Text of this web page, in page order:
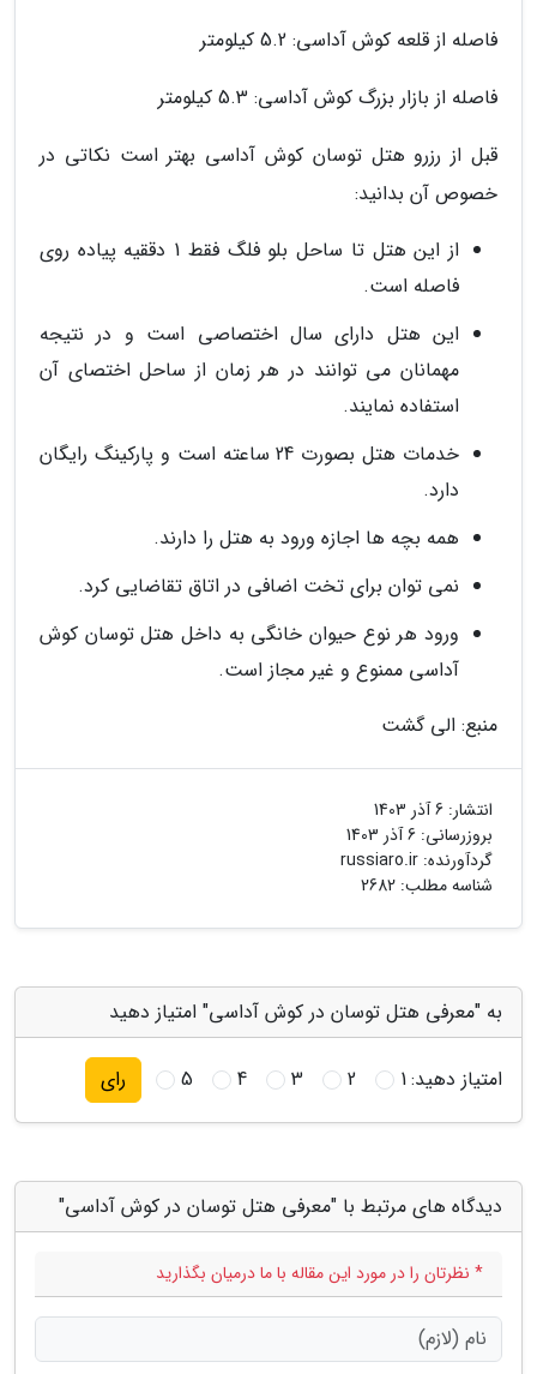
فاصله از قلعه کوش آداسی: 5.2 کیلومتر
فاصله از بازار بزرگ کوش آداسی: 5.3 کیلومتر
قبل از رزرو هتل توسان کوش آداسی بهتر است نکاتی در
خصوص آن بدانید:
از این هتل تا ساحل بلو فلگ فقط 1 دققیه پیاده روی
فاصله است.
این هتل دارای سال اختصاصی است و در نتیجه
مهمانان می توانند در هر زمان از ساحل اختصای آن
استفاده نمایند.
خدمات هتل بصورت 24 ساعته است و پارکینگ رایگان
دارد.
همه بچه ها اجازه ورود به هتل را دارند.
نمی توان برای تخت اضافی در اتاق تقاضایی کرد.
ورود هر نوع حیوان خانگی به داخل هتل توسان کوش
آداسی ممنوع و غیر مجاز است.
منبع: الی گشت
انتشار: 6 آذر 1403
بروزرسانی: 6 آذر 1403
گردآورنده: russiaro.ir
شناسه مطلب: 2682
به "معرفی هتل توسان در کوش آداسی" امتیاز دهید
امتیاز دهید:1
2
3
4
5 رای
دیدگاه های مرتبط با "معرفی هتل توسان در کوش آداسی"
* نظرتان را در مورد این مقاله با ما درمیان بگذارید